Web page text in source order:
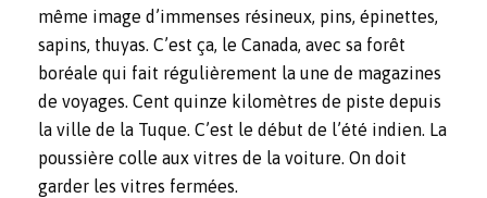
même image d’immenses résineux, pins, épinettes,
sapins, thuyas. C’est ça, le Canada, avec sa forêt
boréale qui fait régulièrement la une de magazines
de voyages. Cent quinze kilomètres de piste depuis
la ville de la Tuque. C’est le début de l’été indien. La
poussière colle aux vitres de la voiture. On doit
garder les vitres fermées.